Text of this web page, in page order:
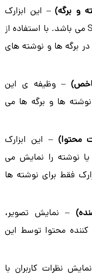
– این ابزارک
مهم ترین ابزارک در قالب Single می باشد. با استفاده از
برگه ها و نوشته های
– وظیفه ی این
ها و برگه ها می
– این ابزارک
نوشته را نمایش می
فقط برای نوشته ها
– نمایش تصویر،
کننده محتوا توسط این
نظرات کاربران با